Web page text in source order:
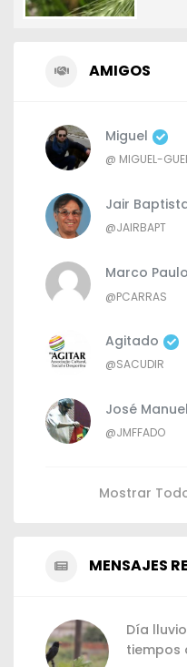
AMIGOS
Miguel
@ MIGUEL-
Jair
@JAIRBAPT
Marco
@PCARRAS
Agitado
@SACUDIR
José
@JMFFADO
Mostrar
MENSAJES
Día
tiempos